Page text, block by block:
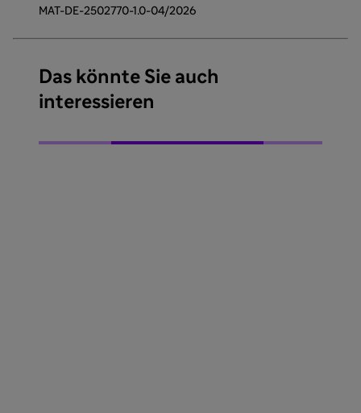
MAT-DE-2502770-1.0-04/2026
Das könnte Sie auch
interessieren